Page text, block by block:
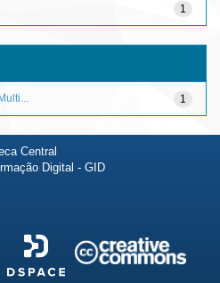
1
1
Central
Digital - GID